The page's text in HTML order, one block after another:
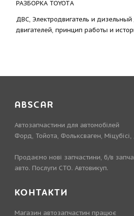
РАЗБОРКА TOYOTА
ДВС, Электродвигатель и
двигателей, принцип работы и
ABSCAR
Автозапчастини для автомобілей
Форд, Тойота, Фольксваген,
Продаємо нові запчастини, б/в
авто. Послуги СТО. Автовикуп.
КОНТАКТИ
Магазин автозапчастин працює